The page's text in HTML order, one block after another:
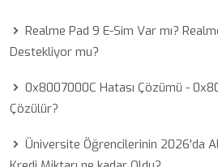
Realme Pad 9 E-Sim Var mı?
Destekliyor mu?
0x8007000C Hatası Çözümü -
Çözülür?
Üniversite Öğrencilerinin 2026'da